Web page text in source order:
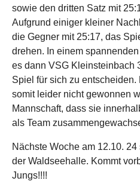
sowie den dritten Satz mit
Aufgrund einiger kleiner
die Gegner mit 25:17, das
drehen. In einem
es dann VSG Kleinsteinbach
Spiel für sich zu
somit leider nicht gewonnen
Mannschaft, dass sie
als Team
Nächste Woche am 12.10.
der Waldseehalle. Kommt
Jungs!!!!